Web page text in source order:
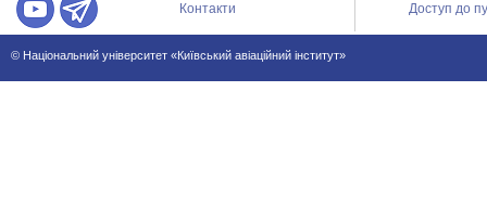
Контакти
Доступ до
© Національний університет «Київський авіаційний інститут»